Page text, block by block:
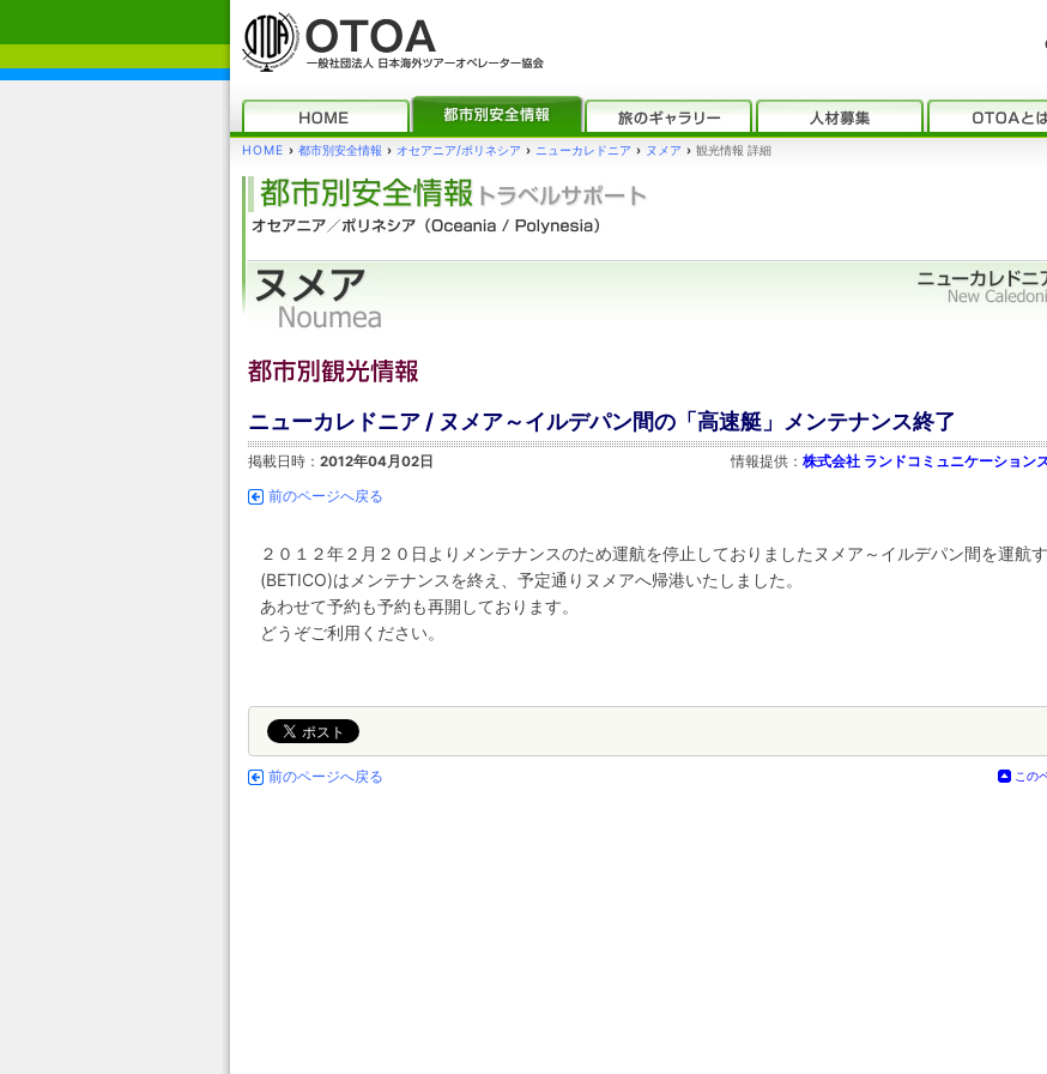
HOME › 都市別安全情報 › オセアニア/ポリネシア › ニューカレドニア › ヌメア › 観光情報 詳細
ニューカレドニア / ヌメア～イルデパン間の「高速艇」メンテナンス終了
掲載日時： 2012年04月02日 情報提供： 株式会社 ランドコミュニケーション
前のページへ戻る
２０１２年２月２０日よりメンテナンスのため運航を停止しておりましたヌメア～イルデパン間を運航
(BETICO)はメンテナンスを終え、予定通りヌメアへ帰港いたしました。
あわせて予約も予約も再開しております。
どうぞご利用ください。
前のページへ戻る この